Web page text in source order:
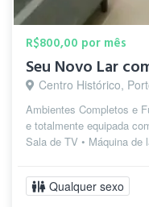
R$800,00 por mês
Centro Histórico,
Ambientes Completos e
e totalmente equipada
Sala de TV • Máquina de
Qualquer sexo